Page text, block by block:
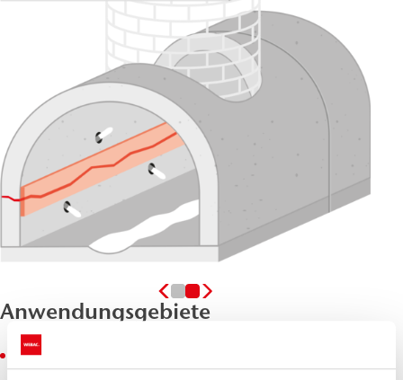
Anwendungsgebiete
Reparaturen in begehbaren Schächten und Rohren in